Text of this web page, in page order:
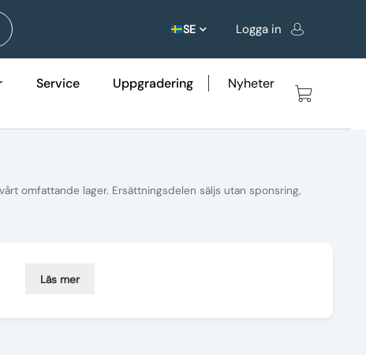
SE Logga in
Service Uppgradering
Nyheter
omfattande lager. Ersättningsdelen säljs utan sponsring,
Läs mer